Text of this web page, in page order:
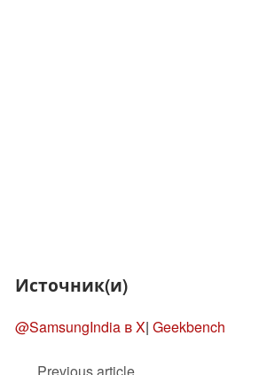
Источник(и)
@SamsungIndia в X| Geekbench